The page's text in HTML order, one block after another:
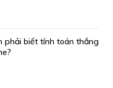
phải biết tính toán thắng